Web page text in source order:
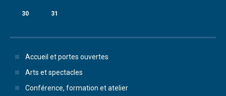
30 31
Accueil et portes ouvertes
Arts et spectacles
Conférence, formation et atelier